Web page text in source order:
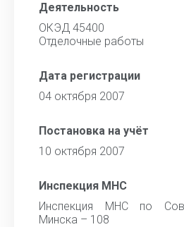
Деятельность
ОКЭД 45400
Отделочные работы
Дата регистрации
04 октября 2007
Постановка на учёт
10 октября 2007
Инспекция МНС
Инспекция МНС по
Минска – 108